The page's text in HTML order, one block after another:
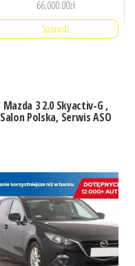
66,000.00zł
Sprawdź
Mazda 3 2.0 Skyactiv-G ,
Salon Polska, Serwis ASO